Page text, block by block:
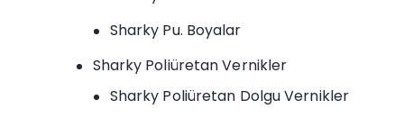
Sharky Pu. Boyalar
Sharky Poliüretan Vernikler
Sharky Poliüretan Dolgu Vernikler